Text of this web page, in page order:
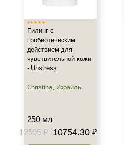
Пилинг с
пробиотическим
действием для
чувствительной кожи
- Unstress
Christina, Израиль
250 мл
12505 ₽
10754.30 ₽